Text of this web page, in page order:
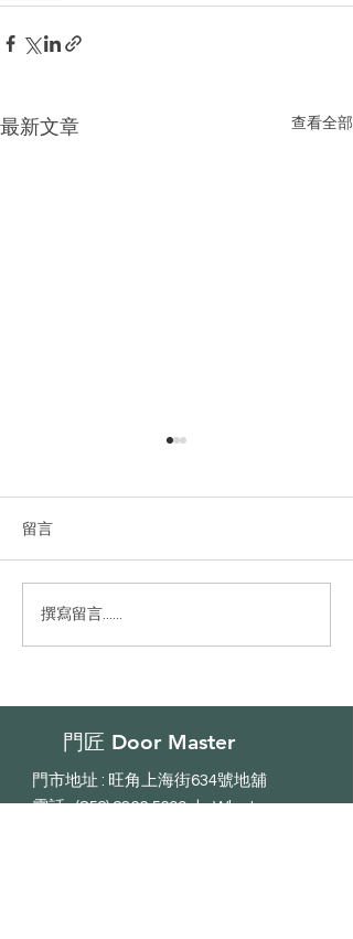
最新文章 查看全部
荔枝角宇晴軒
留言
撰寫留言......
門匠 Door Master
門市地址 : 旺角上海街634號地舖
電話 : (852) 2366 5699 | Whatsapp :